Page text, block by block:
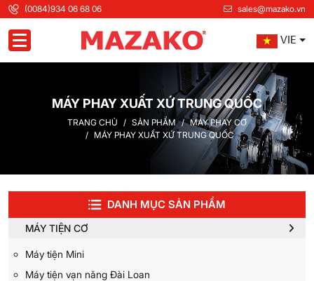
(0084)934 06 68 06 sales@mazako.vn
Toggle navigation VIE
MÁY PHAY XUẤT XỨ TRUNG QUỐC
TRANG CHỦ SẢN PHẨM
MÁY PHAY CƠ
MÁY PHAY XUẤT XỨ TRUNG QUỐC
DANH MỤC SẢN PHẨM
MÁY TIỆN CƠ
Máy tiện Mini
Máy tiện vạn năng Đài Loan